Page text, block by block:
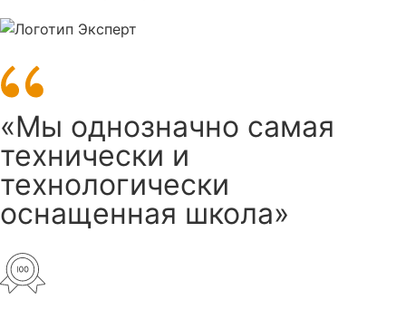
«Мы однозначно самая
технически и
технологически
оснащенная школа»